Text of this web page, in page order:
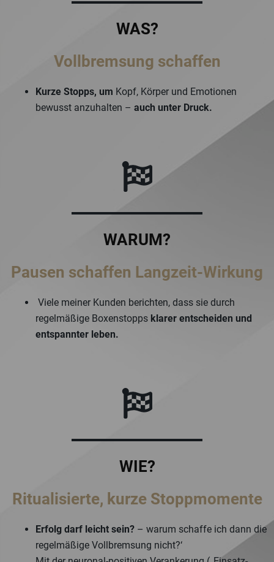
WAS?
Vollbremsung schaffen
Kurze Stopps, um Kopf, Körper und Emotionen
bewusst anzuhalten – auch unter Druck.
WARUM?
Pausen schaffen Langzeit-Wirkung
Viele meiner Kunden berichten, dass sie durch
regelmäßige Boxenstopps klarer entscheiden und
entspannter leben.
WIE?
Ritualisierte, kurze Stoppmomente
Erfolg darf leicht sein? – warum schaffe ich dann die
regelmäßige Vollbremsung nicht?‘